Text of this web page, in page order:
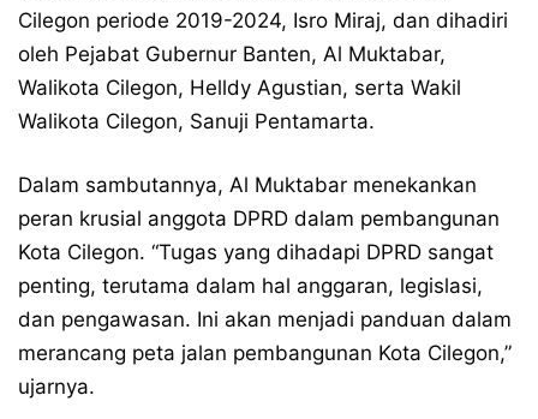
Cilegon periode 2019-2024, Isro Miraj, dan dihadiri
oleh Pejabat Gubernur Banten, Al Muktabar,
Walikota Cilegon, Helldy Agustian, serta Wakil
Walikota Cilegon, Sanuji Pentamarta.
Dalam sambutannya, Al Muktabar menekankan
peran krusial anggota DPRD dalam pembangunan
Kota Cilegon. “Tugas yang dihadapi DPRD sangat
penting, terutama dalam hal anggaran, legislasi,
dan pengawasan. Ini akan menjadi panduan dalam
merancang peta jalan pembangunan Kota Cilegon,”
ujarnya.